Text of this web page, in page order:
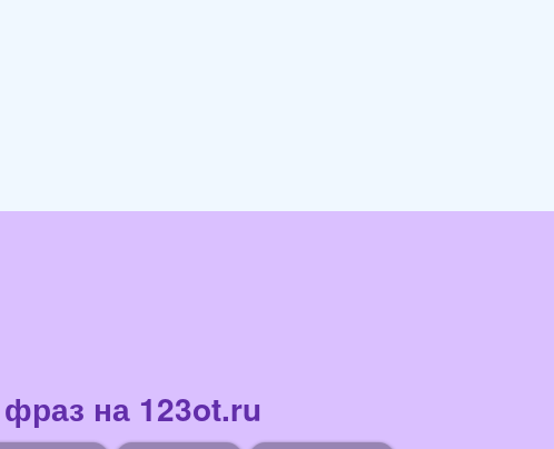
на 123ot.ru